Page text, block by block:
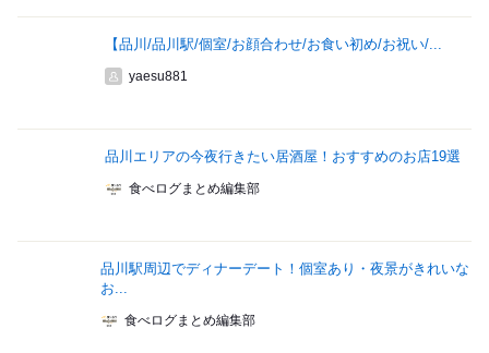
【品川/品川駅/個室/お顔合わせ/お食い初め/お祝い/...
yaesu881
品川エリアの今夜行きたい居酒屋！おすすめのお店19選
食べログまとめ編集部
品川駅周辺でディナーデート！個室あり・夜景がきれいな
お...
食べログまとめ編集部